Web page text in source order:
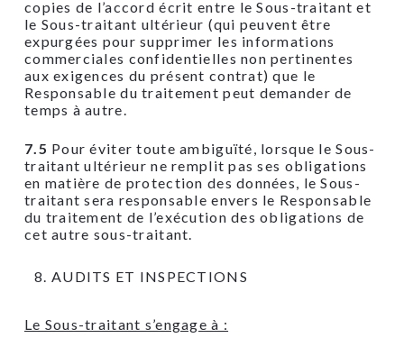
copies de l’accord écrit entre le Sous-traitant et
le Sous-traitant ultérieur (qui peuvent être
expurgées pour supprimer les informations
commerciales confidentielles non pertinentes
aux exigences du présent contrat) que le
Responsable du traitement peut demander de
temps à autre.
7.5 Pour éviter toute ambiguïté, lorsque le Sous-
traitant ultérieur ne remplit pas ses obligations
en matière de protection des données, le Sous-
traitant sera responsable envers le Responsable
du traitement de l’exécution des obligations de
cet autre sous-traitant.
AUDITS ET INSPECTIONS
Le Sous-traitant s’engage à :